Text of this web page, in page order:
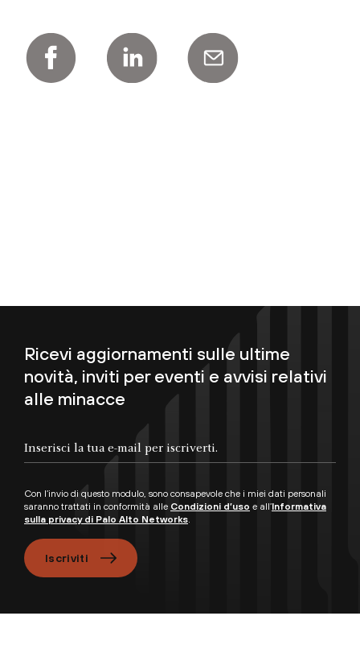
Ricevi aggiornamenti sulle ultime
novità, inviti per eventi e avvisi relativi
alle minacce
Con l’invio di questo modulo, sono consapevole che i miei dati personali
saranno trattati in conformità alle Condizioni d’uso e all’Informativa
sulla privacy di Palo Alto Networks.
Iscriviti